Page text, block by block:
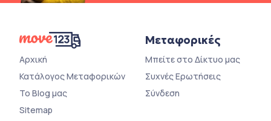
Αρχική
Κατάλογος Μεταφορικών
Το Blog μας
Sitemap
Μεταφορικές
Μπείτε στο Δίκτυο μας
Συχνές Ερωτήσεις
Σύνδεση